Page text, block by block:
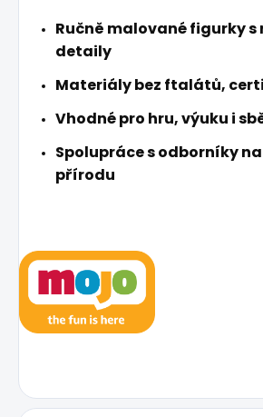
Ručně malované figurky
detaily
Materiály bez ftalátů,
Vhodné pro hru, výuku i
Spolupráce s odborníky
přírodu